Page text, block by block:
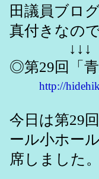
田議員ブロ
真付きなの
↓↓↓
◎第29回「
http://
今日は第29
ール小ホー
席しました。